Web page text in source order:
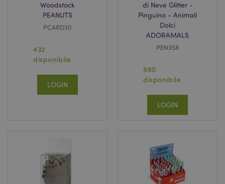
Woodstock
PEANUTS
PCARD30
432
disponibile
LOGIN
di Neve Glitter -
Pinguino - Animali
Dolci
ADORAMALS
PEN358
980
disponibile
LOGIN
X-Magento-Vary
Adobe Inc.
www.puckator.it
_GRECAPTCHA
Google LLC
www.google.com